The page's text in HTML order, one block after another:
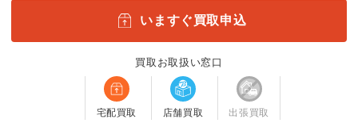
いますぐ買取申込
買取お取扱い窓口
宅配買取 店舗買取 出張買取